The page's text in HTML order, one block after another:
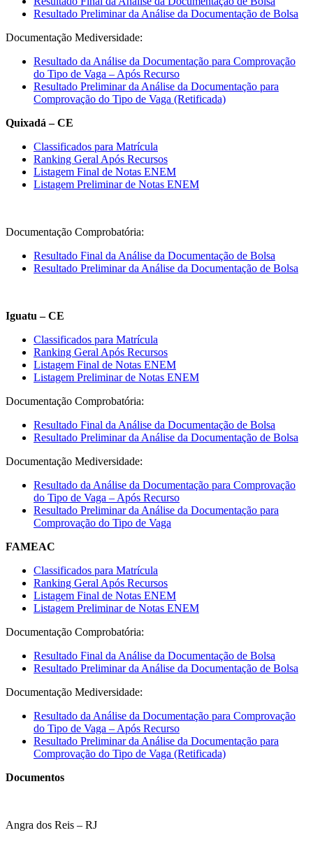
Resultado Preliminar da Análise da Documentação de Bolsa
Documentação Mediversidade:
Resultado da Análise da Documentação para Comprovação
do Tipo de Vaga – Após Recurso
Resultado Preliminar da Análise da Documentação para
Comprovação do Tipo de Vaga (Retificada)
Quixadá – CE
Classificados para Matrícula
Ranking Geral Após Recursos
Listagem Final de Notas ENEM
Listagem Preliminar de Notas ENEM
Documentação Comprobatória:
Resultado Final da Análise da Documentação de Bolsa
Resultado Preliminar da Análise da Documentação de Bolsa
Iguatu – CE
Classificados para Matrícula
Ranking Geral Após Recursos
Listagem Final de Notas ENEM
Listagem Preliminar de Notas ENEM
Documentação Comprobatória:
Resultado Final da Análise da Documentação de Bolsa
Resultado Preliminar da Análise da Documentação de Bolsa
Documentação Mediversidade:
Resultado da Análise da Documentação para Comprovação
do Tipo de Vaga – Após Recurso
Resultado Preliminar da Análise da Documentação para
Comprovação do Tipo de Vaga
FAMEAC
Classificados para Matrícula
Ranking Geral Após Recursos
Listagem Final de Notas ENEM
Listagem Preliminar de Notas ENEM
Documentação Comprobatória:
Resultado Final da Análise da Documentação de Bolsa
Resultado Preliminar da Análise da Documentação de Bolsa
Documentação Mediversidade:
Resultado da Análise da Documentação para Comprovação
do Tipo de Vaga – Após Recurso
Resultado Preliminar da Análise da Documentação para
Comprovação do Tipo de Vaga (Retificada)
Documentos
Angra dos Reis – RJ